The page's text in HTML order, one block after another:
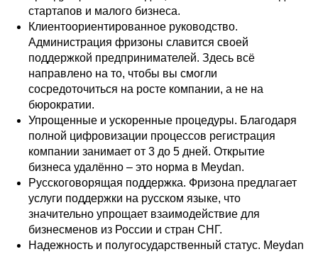
стартапов и малого бизнеса.
Клиентоориентированное руководство.
Администрация фризоны славится своей
поддержкой предпринимателей. Здесь всё
направлено на то, чтобы вы смогли
сосредоточиться на росте компании, а не на
бюрократии.
Упрощенные и ускоренные процедуры. Благодаря
полной цифровизации процессов регистрация
компании занимает от 3 до 5 дней. Открытие
бизнеса удалённо – это норма в Meydan.
Русскоговорящая поддержка. Фризона предлагает
услуги поддержки на русском языке, что
значительно упрощает взаимодействие для
бизнесменов из России и стран СНГ.
Надежность и полугосударственный статус. Meydan